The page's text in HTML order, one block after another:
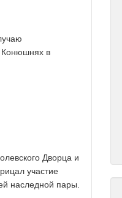
Конюшнях в
Дворца и
участие
наследной пары.